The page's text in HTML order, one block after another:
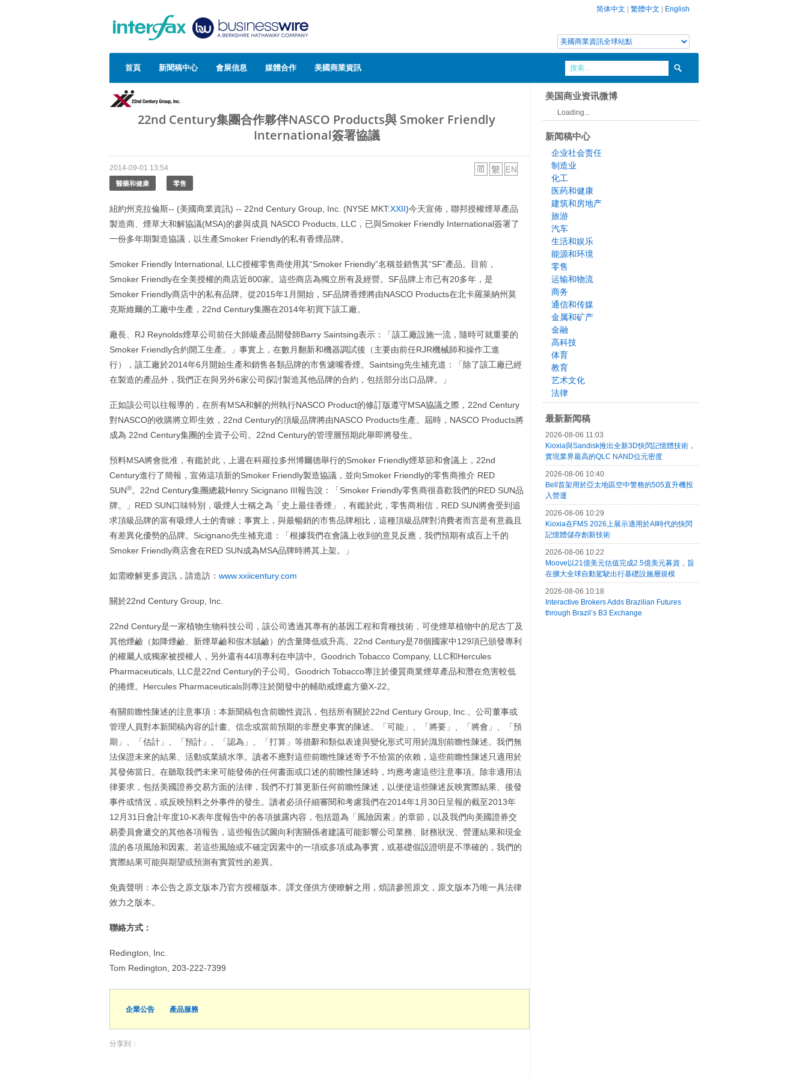
简体中文 繁體中文 English
首頁 新聞稿中心 會展信息 媒體合作 美國商業資訊
22nd Century集團合作夥伴NASCO Products與 Smoker Friendly
International簽署協議
2014-09-01 13:54
醫藥和健康 零售
紐約州克拉倫斯-- (美國商業資訊) -- 22nd Century Group, Inc. (NYSE MKT:XXII)今天宣佈，聯邦授權煙草產品
製造商、煙草大和解協議(MSA)的參與成員 NASCO Products, LLC，已與Smoker Friendly International簽署了
一份多年期製造協議，以生產Smoker Friendly的私有香煙品牌。
Smoker Friendly International, LLC授權零售商使用其“Smoker Friendly”名稱並銷售其“SF”產品。目前，
Smoker Friendly在全美授權的商店近800家。這些商店為獨立所有及經營。SF品牌上市已有20多年，是
Smoker Friendly商店中的私有品牌。從2015年1月開始，SF品牌香煙將由NASCO Products在北卡羅萊納州莫
克斯維爾的工廠中生產，22nd Century集團在2014年初買下該工廠。
廠長、RJ Reynolds煙草公司前任大師級產品開發師Barry Saintsing表示：「該工廠設施一流，隨時可就重要的
Smoker Friendly合約開工生產。」事實上，在數月翻新和機器調試後（主要由前任RJR機械師和操作工進
行），該工廠於2014年6月開始生產和銷售各類品牌的市售濾嘴香煙。Saintsing先生補充道：「除了該工廠已經
在製造的產品外，我們正在與另外6家公司探討製造其他品牌的合約，包括部分出口品牌。」
正如該公司以往報導的，在所有MSA和解的州執行NASCO Product的修訂版遵守MSA協議之際，22nd Century
對NASCO的收購將立即生效，22nd Century的頂級品牌將由NASCO Products生產。屆時，NASCO Products將
成為 22nd Century集團的全資子公司。22nd Century的管理層預期此舉即將發生。
預料MSA將會批准，有鑑於此，上週在科羅拉多州博爾德舉行的Smoker Friendly煙草節和會議上，22nd
Century進行了簡報，宣佈這項新的Smoker Friendly製造協議，並向Smoker Friendly的零售商推介 RED
SUN®。22nd Century集團總裁Henry Sicignano III報告說：「Smoker Friendly零售商很喜歡我們的RED SUN品
牌。」RED SUN口味特別，吸煙人士稱之為「史上最佳香煙」，有鑑於此，零售商相信，RED SUN將會受到追
求頂級品牌的富有吸煙人士的青睞；事實上，與最暢銷的市售品牌相比，這種頂級品牌對消費者而言是有意義且
有差異化優勢的品牌。Sicignano先生補充道：「根據我們在會議上收到的意見反應，我們預期有成百上千的
Smoker Friendly商店會在RED SUN成為MSA品牌時將其上架。」
如需瞭解更多資訊，請造訪： www.xxiicentury.com
關於22nd Century Group, Inc.
22nd Century是一家植物生物科技公司，該公司透過其專有的基因工程和育種技術，可使煙草植物中的尼古丁及
其他煙鹼（如降煙鹼、新煙草鹼和假木賊鹼）的含量降低或升高。22nd Century是78個國家中129項已頒發專利
的權屬人或獨家被授權人，另外還有44項專利在申請中。Goodrich Tobacco Company, LLC和Hercules
Pharmaceuticals, LLC是22nd Century的子公司。Goodrich Tobacco專注於優質商業煙草產品和潛在危害較低
的捲煙。Hercules Pharmaceuticals則專注於開發中的輔助戒煙處方藥X-22。
有關前瞻性陳述的注意事項：本新聞稿包含前瞻性資訊，包括所有關於22nd Century Group, Inc.、公司董事或
管理人員對本新聞稿內容的計畫、信念或當前預期的非歷史事實的陳述。「可能」、「將要」、「將會」、「預
期」、「估計」、「預計」、「認為」、「打算」等措辭和類似表達與變化形式可用於識別前瞻性陳述。我們無
法保證未來的結果、活動或業績水準。讀者不應對這些前瞻性陳述寄予不恰當的依賴，這些前瞻性陳述只適用於
其發佈當日。在聽取我們未來可能發佈的任何書面或口述的前瞻性陳述時，均應考慮這些注意事項。除非適用法
律要求，包括美國證券交易方面的法律，我們不打算更新任何前瞻性陳述，以便使這些陳述反映實際結果、後發
事件或情況，或反映預料之外事件的發生。讀者必須仔細審閱和考慮我們在2014年1月30日呈報的截至2013年
12月31日會計年度10-K表年度報告中的各項披露內容，包括題為「風險因素」的章節，以及我們向美國證券交
易委員會遞交的其他各項報告，這些報告試圖向利害關係者建議可能影響公司業務、財務狀況、營運結果和現金
流的各項風險和因素。若這些風險或不確定因素中的一項或多項成為事實，或基礎假設證明是不準確的，我們的
實際結果可能與期望或預測有實質性的差異。
免責聲明：本公告之原文版本乃官方授權版本。譯文僅供方便瞭解之用，煩請參照原文，原文版本乃唯一具法律
效力之版本。
聯絡方式：
Redington, Inc.
Tom Redington, 203-222-7399
企業公告 產品服務
分享到：
美国商业资讯微博
Loading...
新闻稿中心
企业社会责任
制造业
化工
医药和健康
建筑和房地产
旅游
汽车
生活和娱乐
能源和环境
零售
运输和物流
商务
通信和传媒
金属和矿产
金融
高科技
体育
教育
艺术文化
法律
最新新闻稿
2026-08-06 11:03
Kioxia與Sandisk推出全新3D快閃記憶體技術，
實現業界最高的QLC NAND位元密度
2026-08-06 10:40
Bell首架用於亞太地區空中警務的505直升機投
入營運
2026-08-06 10:29
Kioxia在FMS 2026上展示適用於AI時代的快閃
記憶體儲存創新技術
2026-08-06 10:22
Moove以21億美元估值完成2.5億美元募資，旨
在擴大全球自動駕駛出行基礎設施層規模
2026-08-06 10:18
Interactive Brokers Adds Brazilian Futures
through Brazil’s B3 Exchange